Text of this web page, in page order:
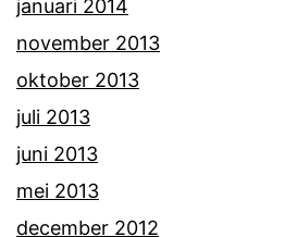
januari 2014
november 2013
oktober 2013
juli 2013
juni 2013
mei 2013
december 2012